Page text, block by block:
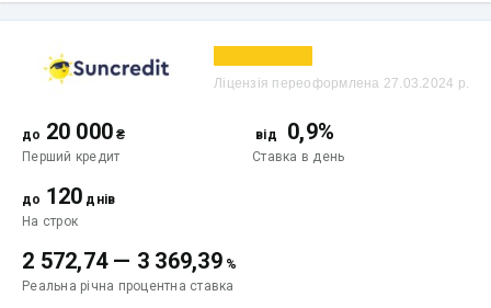
Ліцензія переоформлена 27.03.2024 р.
до 20 000 ₴
Перший кредит
від 0,9%
Ставка в день
до 120 днів
На строк
2 572,74— 3 369,39 %
Реальна річна процентна ставка